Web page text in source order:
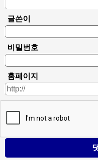
글쓴이
비밀번호
홈페이지